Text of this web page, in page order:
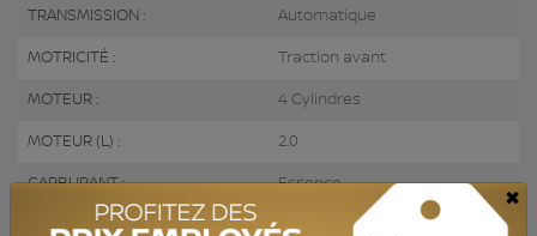
TRANSMISSION : Automatique
MOTRICITÉ : Traction avant
MOTEUR : 4 Cylindres
MOTEUR (L) : 2.0
CARBURANT : Essence
COULEUR EXTÉRIEUR : Argent (T2X)
×